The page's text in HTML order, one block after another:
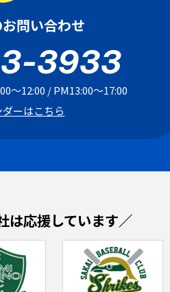
問い合わせ
3933
〜12:00 / PM13:00〜17:00
ーはこちら
は応援しています／